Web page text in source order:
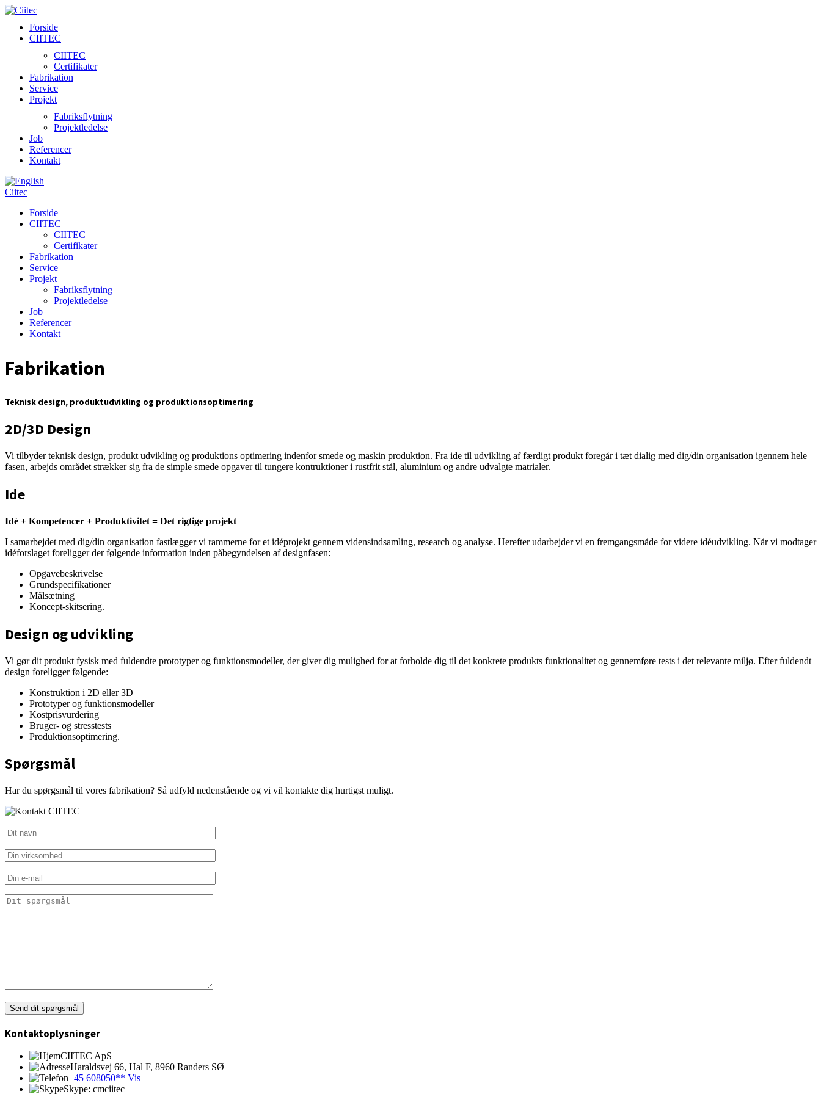
Forside
CIITEC
CIITEC
Certifikater
Fabrikation
Service
Projekt
Fabriksflytning
Projektledelse
Job
Referencer
Kontakt
Ciitec
Forside
CIITEC
CIITEC
Certifikater
Fabrikation
Service
Projekt
Fabriksflytning
Projektledelse
Job
Referencer
Kontakt
Fabrikation
Teknisk design, produktudvikling og produktionsoptimering
2D/3D Design
Vi tilbyder teknisk design, produkt udvikling og produktions optimering indenfor smede og maskin produktion. Fra ide til udvikling af færdigt produkt foregår i tæt dialig med dig/din organisation igennem hele
fasen, arbejds området strækker sig fra de simple smede opgaver til tungere kontruktioner i rustfrit stål, aluminium og andre udvalgte matrialer.
Ide
Idé + Kompetencer + Produktivitet = Det rigtige projekt
I samarbejdet med dig/din organisation fastlægger vi rammerne for et idéprojekt gennem vidensindsamling, research og analyse. Herefter udarbejder vi en fremgangsmåde for videre idéudvikling. Når vi modtager
idéforslaget foreligger der følgende information inden påbegyndelsen af designfasen:
Opgavebeskrivelse
Grundspecifikationer
Målsætning
Koncept-skitsering.
Design og udvikling
Vi gør dit produkt fysisk med fuldendte prototyper og funktionsmodeller, der giver dig mulighed for at forholde dig til det konkrete produkts funktionalitet og gennemføre tests i det relevante miljø. Efter fuldendt
design foreligger følgende:
Konstruktion i 2D eller 3D
Prototyper og funktionsmodeller
Kostprisvurdering
Bruger- og stresstests
Produktionsoptimering.
Spørgsmål
Har du spørgsmål til vores fabrikation? Så udfyld nedenstående og vi vil kontakte dig hurtigst muligt.
Kontaktoplysninger
CIITEC ApS
Haraldsvej 66, Hal F, 8960 Randers SØ
+45 608050** Vis
Skype: cmciitec